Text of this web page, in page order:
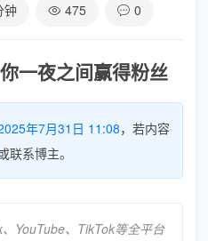
钟 475 0
一夜之间赢得粉丝
年7月31日 11:08，若内容
联系博主。
YouTube、TikTok等全平台